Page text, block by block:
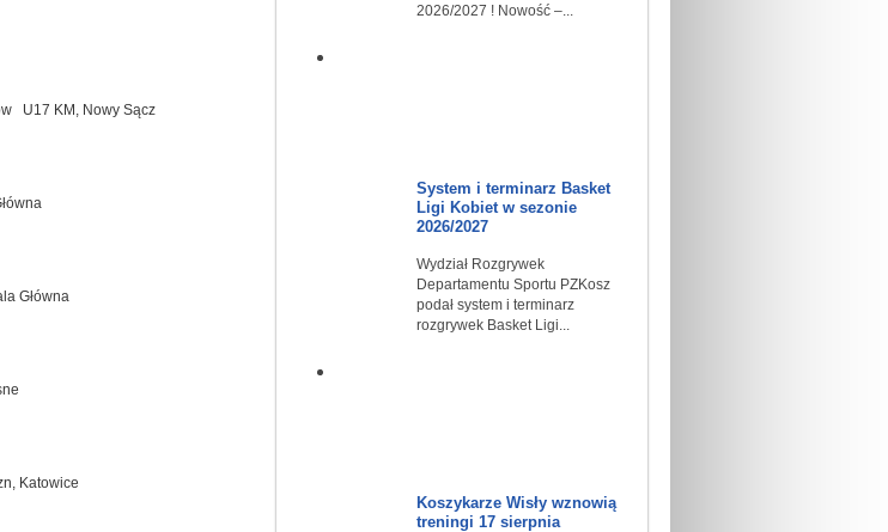
U17 KM, Nowy Sącz
Główna
Katowice
2026/2027 ! Nowość –...
System i terminarz Basket
Ligi Kobiet w sezonie
2026/2027
Wydział Rozgrywek
Departamentu Sportu PZKosz
podał system i terminarz
rozgrywek Basket Ligi...
Koszykarze Wisły wznowią
treningi 17 sierpnia